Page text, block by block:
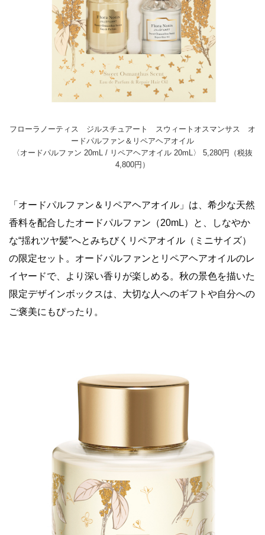
フローラノーティス ジルスチュアート スウィートオスマンサス オ
ードパルファン＆リペアヘアオイル
〈オードパルファン 20mL / リペアヘアオイル 20mL〉 5,280円（税抜
4,800円）
「オードパルファン＆リペアヘアオイル」は、希少な天然
香料を配合したオードパルファン（20mL）と、しなやか
な“揺れツヤ髪”へとみちびくリペアオイル（ミニサイズ）
の限定セット。オードパルファンとリペアヘアオイルのレ
イヤードで、より深い香りが楽しめる。秋の景色を描いた
限定デザインボックスは、大切な人へのギフトや自分への
ご褒美にもぴったり。